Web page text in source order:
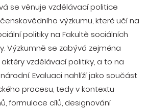
se věnuje vzdělávací politice
výzkumu, které učí na
politiky na Fakultě sociálních
Výzkumně se zabývá zejména
vzdělávací politiky, a to na
Evaluaci nahlíží jako součást
procesu, tedy v kontextu
formulace cílů, designování